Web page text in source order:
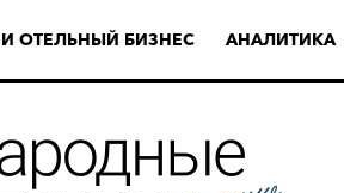
ОТЕЛЬНЫЙ БИЗНЕС АНАЛИТИКА